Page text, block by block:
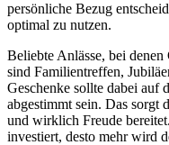
persönliche Bezug
optimal zu nutzen.
Beliebte Anlässe, bei
sind Familientreffen,
Geschenke sollte dabei auf
abgestimmt sein. Das sorgt
und wirklich Freude
investiert, desto mehr wird